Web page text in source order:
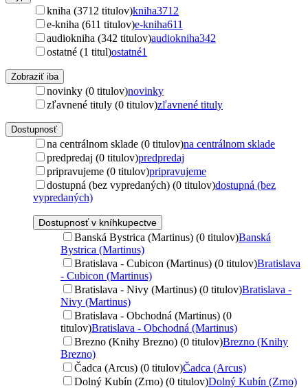
kniha (3712 titulov)kniha3712
e-kniha (611 titulov)e-kniha611
audiokniha (342 titulov)audiokniha342
ostatné (1 titul)ostatné1
Zobraziť iba
novinky (0 titulov)novinky
zľavnené tituly (0 titulov)zľavnené tituly
Dostupnosť
na centrálnom sklade (0 titulov)na centrálnom sklade
predpredaj (0 titulov)predpredaj
pripravujeme (0 titulov)pripravujeme
dostupná (bez vypredaných) (0 titulov)dostupná (bez
vypredaných)
Dostupnosť v kníhkupectve
Banská Bystrica (Martinus) (0 titulov)Banská
Bystrica (Martinus)
Bratislava - Cubicon (Martinus) (0 titulov)Bratislava
- Cubicon (Martinus)
Bratislava - Nivy (Martinus) (0 titulov)Bratislava -
Nivy (Martinus)
Bratislava - Obchodná (Martinus) (0
titulov)Bratislava - Obchodná (Martinus)
Brezno (Knihy Brezno) (0 titulov)Brezno (Knihy
Brezno)
Čadca (Arcus) (0 titulov)Čadca (Arcus)
Dolný Kubín (Zrno) (0 titulov)Dolný Kubín (Zrno)